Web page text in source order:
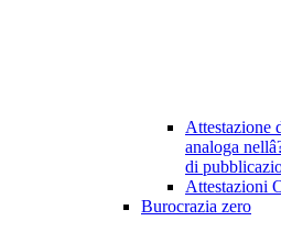
Attestazione
analoga
di
Attestazioni
Burocrazia zero